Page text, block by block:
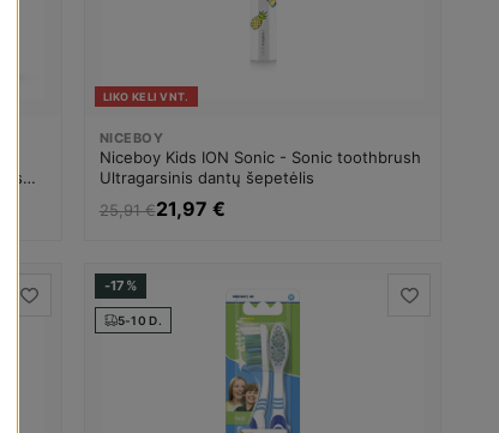
LIKO KELI VNT.
NICEBOY
Niceboy Kids ION Sonic - Sonic toothbrush
Ultragarsinis dantų šepetėlis
25,91 €21,97 €
-17%
5-10 D.